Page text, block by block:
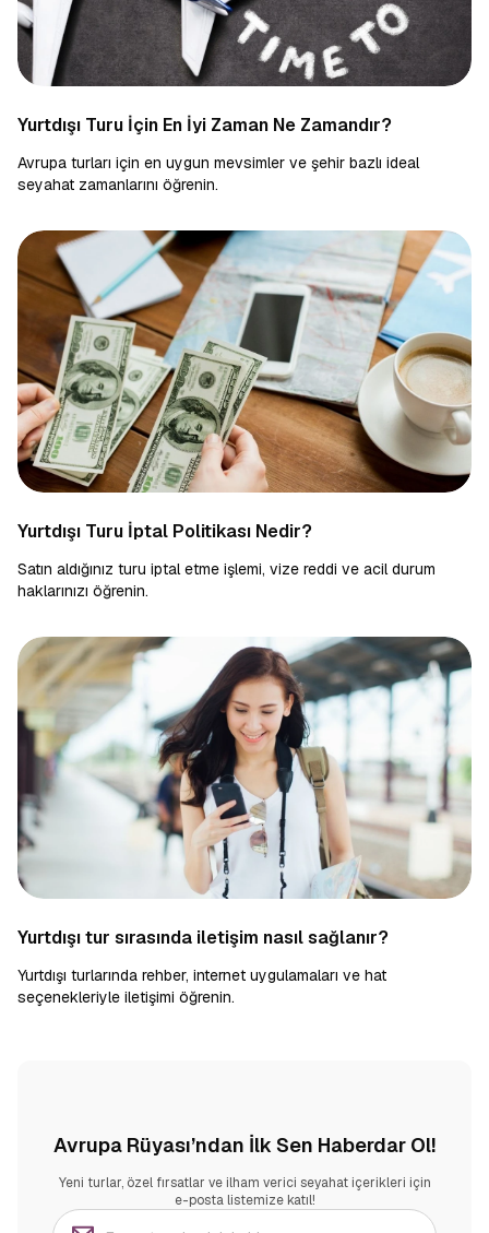
Yurtdışı Turu İçin En İyi Zaman Ne Zamandır?
Avrupa turları için en uygun mevsimler ve şehir bazlı ideal
seyahat zamanlarını öğrenin.
Yurtdışı Turu İptal Politikası Nedir?
Satın aldığınız turu iptal etme işlemi, vize reddi ve acil durum
haklarınızı öğrenin.
Yurtdışı tur sırasında iletişim nasıl sağlanır?
Yurtdışı turlarında rehber, internet uygulamaları ve hat
seçenekleriyle iletişimi öğrenin.
Avrupa Rüyası’ndan İlk Sen Haberdar Ol!
Yeni turlar, özel fırsatlar ve ilham verici seyahat içerikleri için
e-posta listemize katıl!